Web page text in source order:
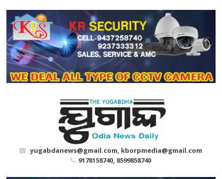
content
yugabdanews@gmail.com, kborpmedia@gmail.com
9178158740, 8599858740